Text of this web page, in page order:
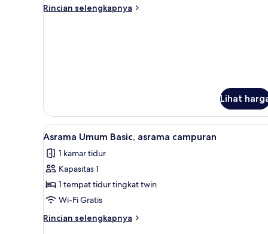
Rincian selengkapnya
Rincian
Lihat
Lihat
semua
foto
untuk
Asrama
Umum
Basic,
asrama
Seprai antialergi, tirai kedap
3
Asrama Umum Basic, asrama campuran
1 kamar tidur
Kapasitas 1
1 tempat tidur tingkat twin
Wi-Fi Gratis
Rincian selengkapnya
Rincian